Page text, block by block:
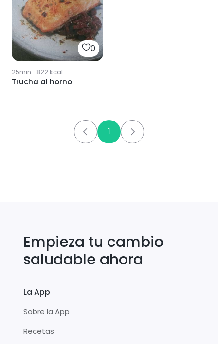
0
25min · 822kcal
Trucha al horno
1
Empieza tu cambio
saludable ahora
La App
Sobre la App
Recetas